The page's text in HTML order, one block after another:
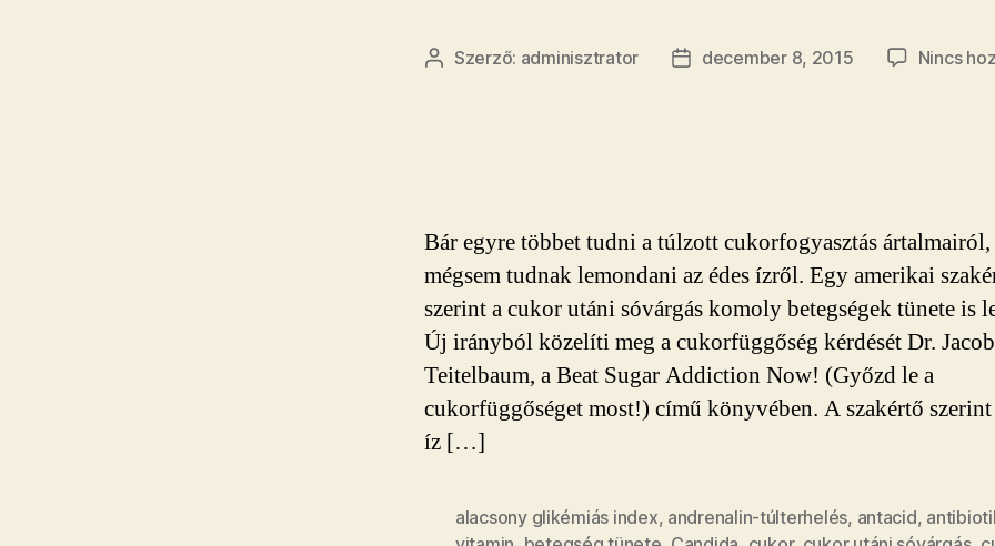
Bejegyzés
Szerző: adminisztrator
Bejegyzés
december 8, 2015 Nincs
Bár egyre többet tudni a túlzott cukorfogyasztás ártalmairól,
mégsem tudnak lemondani az édes ízről. Egy amerikai
szerint a cukor utáni sóvárgás komoly betegségek tünete is
Új irányból közelíti meg a cukorfüggőség kérdését Dr. Jacob
Teitelbaum, a Beat Sugar Addiction Now! (Győzd le a
cukorfüggőséget most!) című könyvében. A szakértő szerint
íz […]
alacsony glikémiás index, andrenalin-túlterhelés, antacid,